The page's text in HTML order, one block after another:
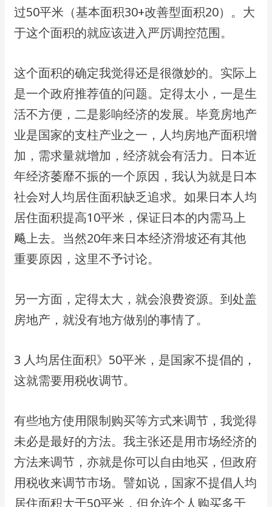
过50平⽶（基本⾯积30+改善型⾯积20）。⼤
于这个⾯积的就应该进⼊严厉调控范围。
这个⾯积的确定我觉得还是很微妙的。实际上
是⼀个政府推荐值的问题。定得太⼩，⼀是⽣
活不⽅便，⼆是影响经济的发展。毕竟房地产
业是国家的⽀柱产业之⼀，⼈均房地产⾯积增
加，需求量就增加，经济就会有活⼒。⽇本近
年经济萎靡不振的⼀个原因，我认为就是⽇本
社会对⼈均居住⾯积缺乏追求。如果⽇本⼈均
居住⾯积提⾼10平⽶，保证⽇本的内需⻢上
飚上去。当然20年来⽇本经济滑坡还有其他
重要原因，这⾥不予讨论。
另⼀⽅⾯，定得太⼤，就会浪费资源。到处盖
房地产，就没有地⽅做别的事情了。
3 ⼈均居住⾯积》50平⽶，是国家不提倡的，
这就需要⽤税收调节。
有些地⽅使⽤限制购买等⽅式来调节，我觉得
未必是最好的⽅法。我主张还是⽤市场经济的
⽅法来调节，亦就是你可以⾃由地买，但政府
⽤税收来调节市场。譬如说，国家不提倡⼈均
居住⾯积⼤于50平⽶，但允许个⼈购买多于